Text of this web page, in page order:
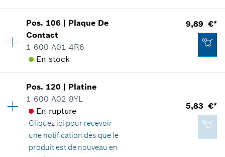
Ajouter au panier
1,22 €*
*Tous les prix sont TTC hors frais de port
Ajouter au panier
Disponibilité 5
Groupe de prix
Informations pièces détachées
Adaptable sur outils
Positionner dans la vue éclatée
0,76 €*
Pos. 106 | Plaque De
Contact
1 600 A01 4R6
En stock
9,89 €*
Disponibilité 1
Groupe de prix
Informations pièces détachées
Adaptable sur outils
Positionner dans la vue éclatée
Pos. 120 | Platine
1 600 A02 8YL
En rupture
Cliquez ici pour recevoir
une notification dès que le
produit est de nouveau en
5,83 €*